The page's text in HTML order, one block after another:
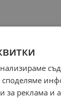
за реклама